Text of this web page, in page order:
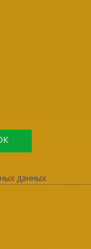
данных